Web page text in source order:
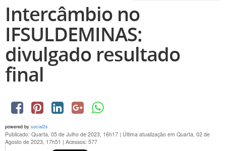
Intercâmbio no
IFSULDEMINAS:
divulgado resultado
final
powered by social2s
Publicado: Quarta, 05 de Julho de 2023, 16h17 | Última atualização em Quarta, 02 de
Agosto de 2023, 17h51 | Acessos: 577